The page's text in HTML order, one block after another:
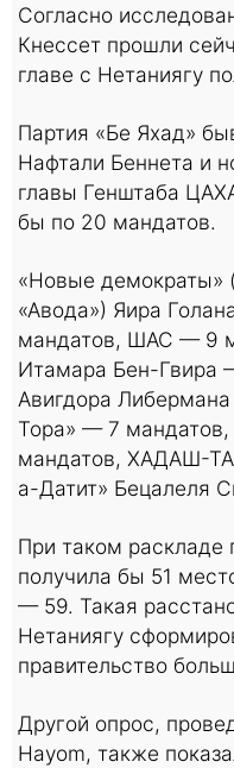
Согласно
Кнессет прошли
главе с Нетаниягу
Партия «Бе Яхад»
Нафтали Беннета и
главы Генштаба
бы по 20 мандатов.
«Новые демократы»
«Авода») Яира
мандатов, ШАС — 9
Итамара Бен-Гвира
Авигдора
Тора» — 7
мандатов, ХАДАШ-
а-Датит» Бецалеля
При таком раскладе
получила бы 51
— 59. Такая
Нетаниягу
правительство
Другой опрос,
Hayom, также